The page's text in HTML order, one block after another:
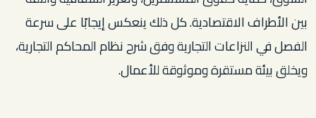
بين الأطراف الاقتصادية. كل ذلك ينعكس إيجابًا على سرعة
الفصل في النزاعات التجارية وفق شرح نظام المحاكم التجارية،
ويخلق بيئة مستقرة وموثوقة للأعمال.